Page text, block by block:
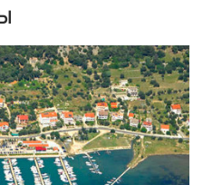
Этот Иса
небольших острова с
В этом волшебном
Драга, которая
предложение Этот
Остров ConnectionsThe
материком